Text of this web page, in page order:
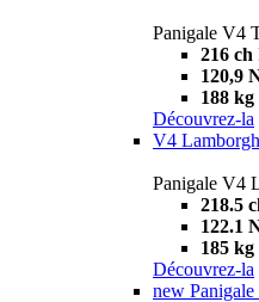
Panigale V4
216 ch
120,9
188 kg
Découvrez-la
V4
Panigale V4
218.5
122.1
185 kg
Découvrez-la
new